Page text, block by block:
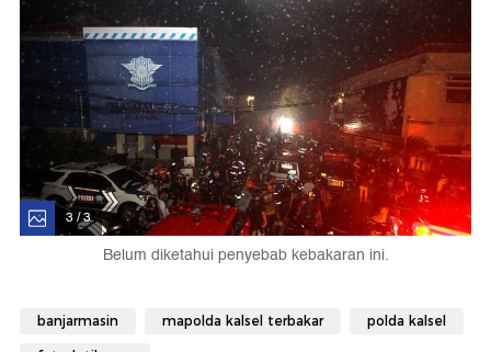
3 / 3
Belum diketahui penyebab kebakaran ini.
banjarmasin mapolda kalsel terbakar polda kalsel